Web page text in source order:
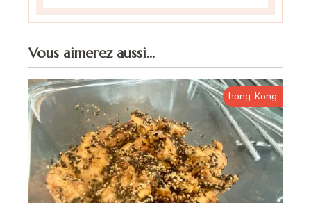
Vous aimerez aussi...
hong-Kong